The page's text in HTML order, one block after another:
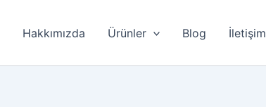
Hakkımızda Ürünler Blog İletişim